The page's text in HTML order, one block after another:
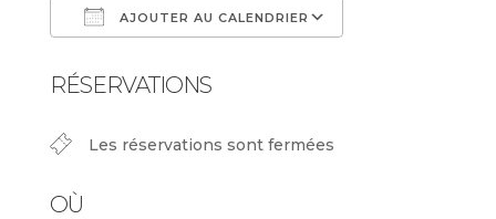
AJOUTER AU CALENDRIER
RÉSERVATIONS
Les réservations sont fermées
OÙ